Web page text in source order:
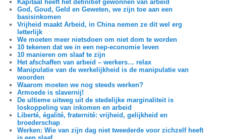
Kapitaal heeft het definitief gewonnen van arbeid
God, Goud, Geld en Geweten, we zijn toe aan een
basisinkomen
Vrijheid maakt Arbeid, in China nemen ze dit wel erg
letterlijk
We moeten meer nietsdoen om niet dom te worden
10 tekenen dat we in een nep-economie leven
10 manieren om slaaf te zijn
Het afschaffen van arbeid – werkers… relax
Manipulatie van de werkelijkheid is de manipulatie van
woorden
Waarom moeten we nog steeds werken?
Armoede is slavernij!
De ultieme uitweg uit de stedelijke marginaliteit is
loskoppeling van inkomen en arbeid
Liberté, égalité, fraternité: vrijheid, gelijkheid en
broederschap
Werken: Wie van zijn dag niet tweederde voor zichzelf heeft